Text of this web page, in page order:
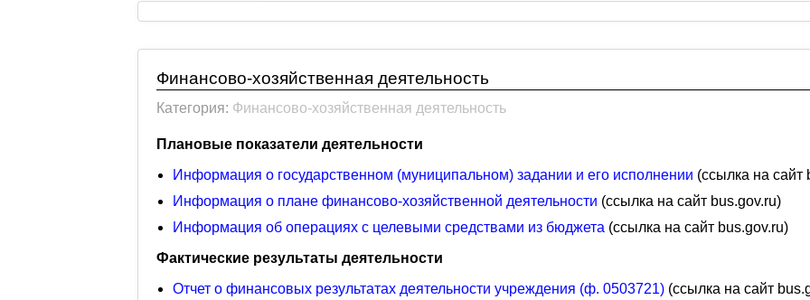
Финансово-хозяйственная деятельность
Категория: Финансово-хозяйственная деятельность
Плановые показатели деятельности
Информация о государственном (муниципальном) задании и его исполнении (ссылка на сайт
Информация о плане финансово-хозяйственной деятельности (ссылка на сайт bus.gov.ru)
Информация об операциях с целевыми средствами из бюджета (ссылка на сайт bus.gov.ru)
Фактические результаты деятельности
Отчет о финансовых результатах деятельности учреждения (ф. 0503721) (ссылка на сайт